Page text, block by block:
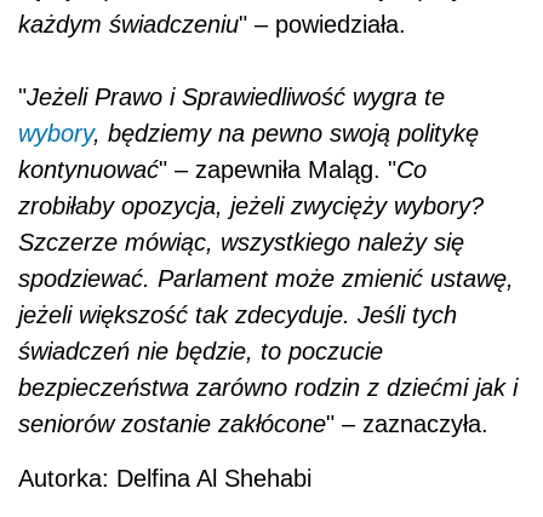
każdym świadczeniu" – powiedziała.
"Jeżeli Prawo i Sprawiedliwość wygra te
wybory, będziemy na pewno swoją politykę
kontynuować" – zapewniła Maląg. "Co
zrobiłaby opozycja, jeżeli zwycięży wybory?
Szczerze mówiąc, wszystkiego należy się
spodziewać. Parlament może zmienić ustawę,
jeżeli większość tak zdecyduje. Jeśli tych
świadczeń nie będzie, to poczucie
bezpieczeństwa zarówno rodzin z dziećmi jak i
seniorów zostanie zakłócone" – zaznaczyła.
Autorka: Delfina Al Shehabi